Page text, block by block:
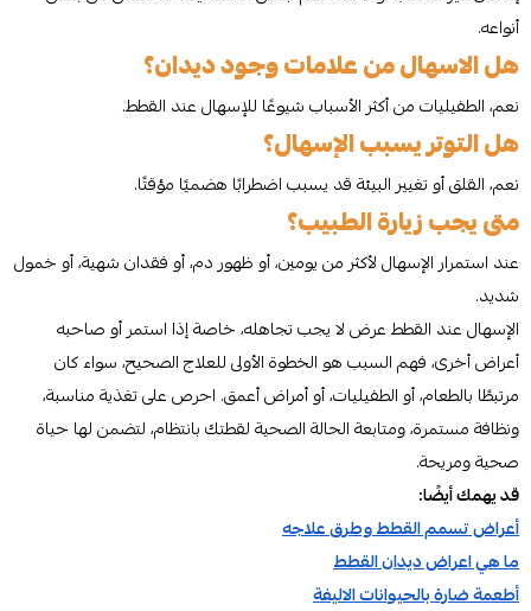
أنواعه.
هل الاسهال من علامات وجود ديدان؟
نعم، الطفيليات من أكثر الأسباب شيوعًا للإسهال عند القطط.
هل التوتر يسبب الإسهال؟
نعم، القلق أو تغيير البيئة قد يسبب اضطرابًا هضميًا مؤقتًا.
متى يجب زيارة الطبيب؟
عند استمرار الإسهال لأكثر من يومين، أو ظهور دم، أو فقدان شهية، أو خمول
شديد.
الإسهال عند القطط عرض لا يجب تجاهله، خاصة إذا استمر أو صاحبه
أعراض أخرى، فهم السبب هو الخطوة الأولى للعلاج الصحيح، سواء كان
مرتبطًا بالطعام، أو الطفيليات، أو أمراض أعمق. احرص على تغذية مناسبة،
ونظافة مستمرة، ومتابعة الحالة الصحية لقطتك بانتظام، لتضمن لها حياة
صحية ومريحة.
قد يهمك أيضًا:
أعراض تسمم القطط وطرق علاجه
ما هي اعراض ديدان القطط
أطعمة ضارة بالحيوانات الاليفة